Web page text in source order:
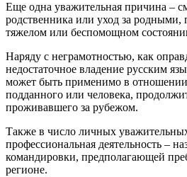
Еще одна уважительная причина –
родственника или уход за
тяжелом или беспомощном
Наряду с неграмотностью, как
недостаточное владение русским
может быть применимо в
подданного или человека,
проживавшего за рубежом.
Также в число личных
профессиональная деятельность –
командировки, предполагающей
регионе.